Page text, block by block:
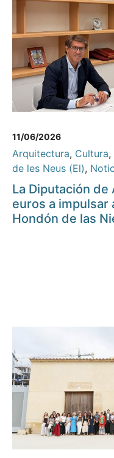
11/06/2026
Arquitectura, Cultura,
de les Neus (El),
La Diputación
euros a
Hondón de las